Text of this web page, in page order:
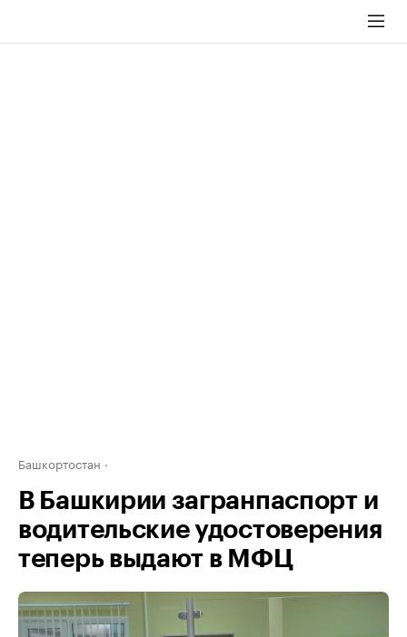
Башкортостан
В Башкирии загранпаспорт и
водительские удостоверения
теперь выдают в МФЦ